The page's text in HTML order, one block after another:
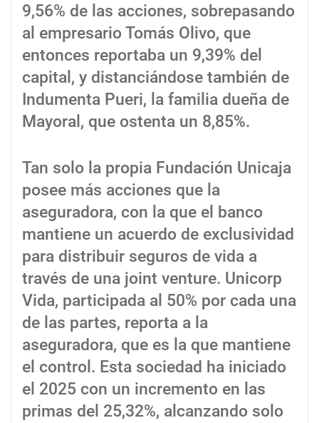
9,56% de las acciones, sobrepasando
al empresario Tomás Olivo, que
entonces reportaba un 9,39% del
capital, y distanciándose también de
Indumenta Pueri, la familia dueña de
Mayoral, que ostenta un 8,85%.
Tan solo la propia Fundación Unicaja
posee más acciones que la
aseguradora, con la que el banco
mantiene un acuerdo de exclusividad
para distribuir seguros de vida a
través de una joint venture. Unicorp
Vida, participada al 50% por cada una
de las partes, reporta a la
aseguradora, que es la que mantiene
el control. Esta sociedad ha iniciado
el 2025 con un incremento en las
primas del 25,32%, alcanzando solo